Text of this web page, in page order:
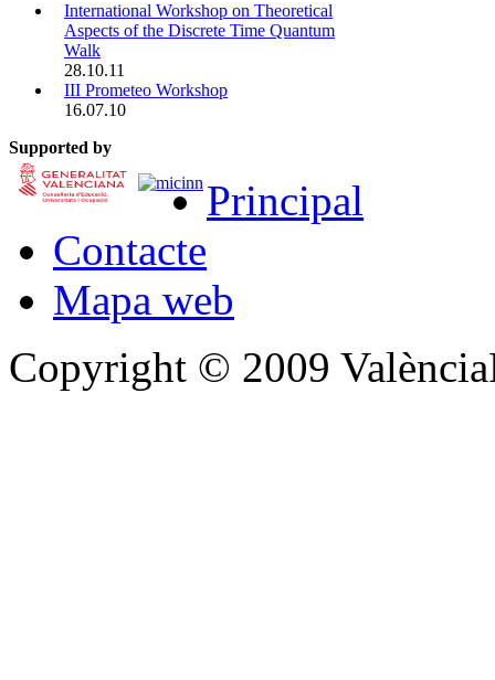
International Workshop on Theoretical
Aspects of the Discrete Time Quantum
Walk
28.10.11
III Prometeo Workshop
16.07.10
Supported by
Principal
Contacte
Mapa web
Copyright © 2009